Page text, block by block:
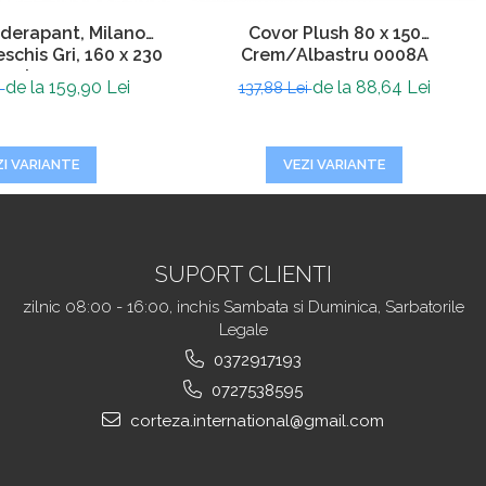
Milano
Gri, 160 x 230
4 mm
de la 159,90 Lei
VARIANTE
Covor Plush 80 x 150
Crem/Albastru 0008A
137,88 Leide la 88,64 Lei
VEZI VARIANTE
SUPORT CLIENTI
zilnic 08:00 - 16:00, inchis Sambata si Duminica, Sarbatorile
Legale
0372917193
0727538595
corteza.international@gmail.com